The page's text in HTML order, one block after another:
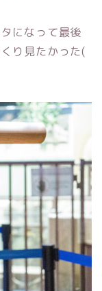
になって最後
り見たかった(